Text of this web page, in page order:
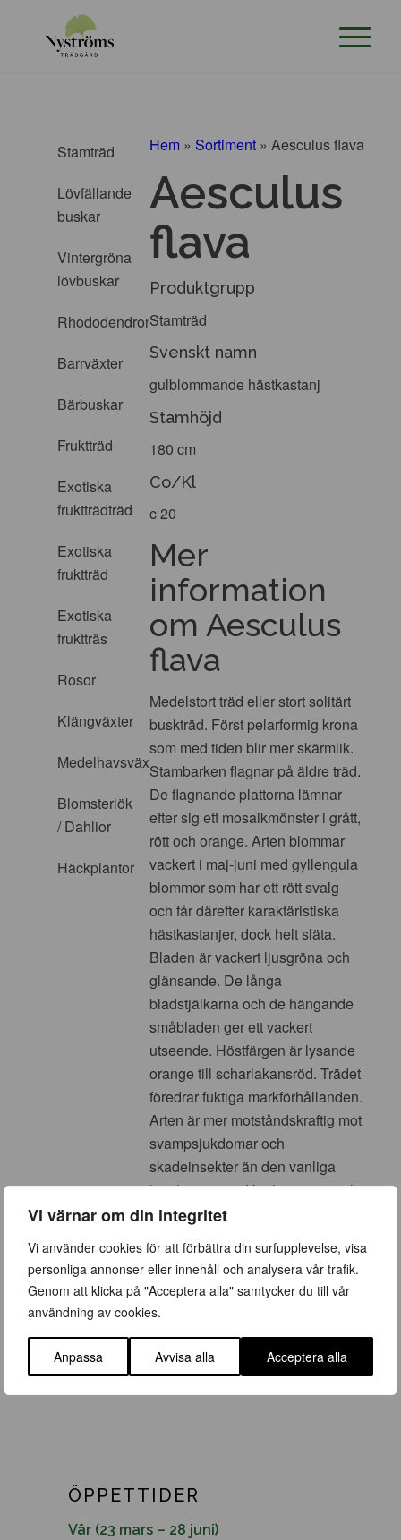
Vi värnar om din integritet
Vi använder cookies för att förbättra din surfupplevelse, visa
personliga annonser eller innehåll och analysera vår trafik.
Genom att klicka på "Acceptera alla" samtycker du till vår
användning av cookies.
Anpassa Avvisa alla Acceptera alla
Stamträd
Lövfällande
buskar
Vintergröna
lövbuskar
Rhododendron
Barrväxter
Bärbuskar
Fruktträd
Exotiska
fruktträdträd
Exotiska
fruktträd
Exotiska
fruktträs
Rosor
Klängväxter
Medelhavsväxter
Blomsterlök
/ Dahlior
Häckplantor
Hem » Sortiment »Aesculus flava
Aesculus
flava
Produktgrupp
Stamträd
Svenskt namn
gulblommande hästkastanj
Stamhöjd
180 cm
Co/Kl
c 20
Mer
information
om Aesculus
flava
Medelstort träd eller stort solitärt
buskträd. Först pelarformig krona
som med tiden blir mer skärmlik.
Stambarken flagnar på äldre träd.
De flagnande plattorna lämnar
efter sig ett mosaikmönster i grått,
rött och orange. Arten blommar
vackert i maj-juni med gyllengula
blommor som har ett rött svalg
och får därefter karaktäristiska
hästkastanjer, dock helt släta.
Bladen är vackert ljusgröna och
glänsande. De långa
bladstjälkarna och de hängande
småbladen ger ett vackert
utseende. Höstfärgen är lysande
orange till scharlakansröd. Trädet
föredrar fuktiga markförhållanden.
Arten är mer motståndskraftig mot
svampsjukdomar och
skadeinsekter än den vanliga
hästkastanjen. Höjd 12-15m. och
bredd 10m. Zon 1-4.
ÖPPETTIDER
Vår (23 mars – 28 juni)